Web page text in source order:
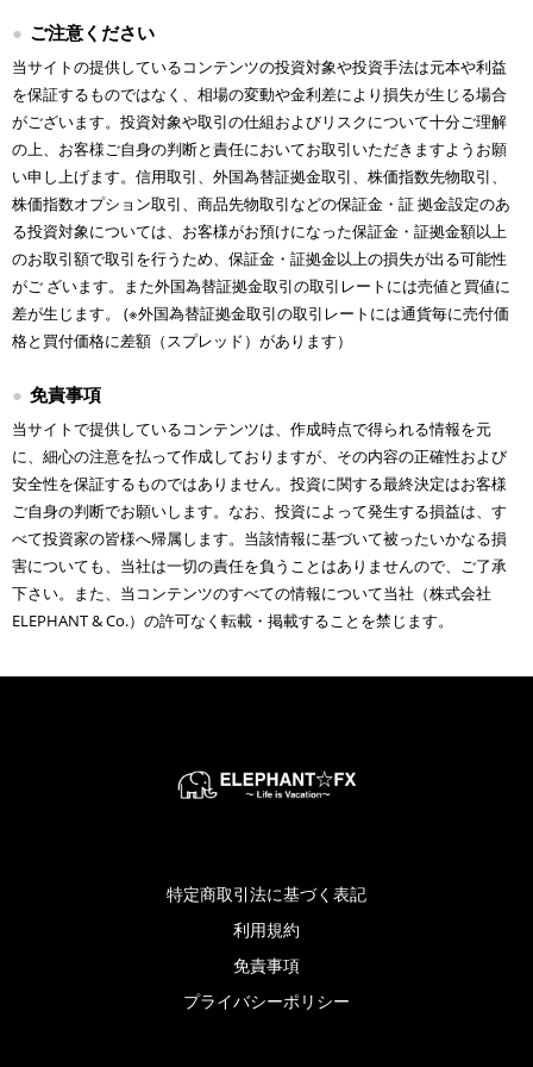
ご注意ください
当サイトの提供しているコンテンツの投資対象や投資手法は元本や利益
を保証するものではなく、相場の変動や金利差により損失が生じる場合
がございます。投資対象や取引の仕組およびリスクについて十分ご理解
の上、お客様ご自身の判断と責任においてお取引いただきますようお願
い申し上げます。信用取引、外国為替証拠金取引、株価指数先物取引、
株価指数オプション取引、商品先物取引などの保証金・証 拠金設定のあ
る投資対象については、お客様がお預けになった保証金・証拠金額以上
のお取引額で取引を行うため、保証金・証拠金以上の損失が出る可能性
がご ざいます。また外国為替証拠金取引の取引レートには売値と買値に
差が生じます。 (※外国為替証拠金取引の取引レートには通貨毎に売付価
格と買付価格に差額（スプレッド）があります）
免責事項
当サイトで提供しているコンテンツは、作成時点で得られる情報を元
に、細心の注意を払って作成しておりますが、その内容の正確性および
安全性を保証するものではありません。投資に関する最終決定はお客様
ご自身の判断でお願いします。なお、投資によって発生する損益は、す
べて投資家の皆様へ帰属します。当該情報に基づいて被ったいかなる損
害についても、当社は一切の責任を負うことはありませんので、ご了承
下さい。また、当コンテンツのすべての情報について当社（株式会社
ELEPHANT & Co.）の許可なく転載・掲載することを禁じます。
特定商取引法に基づく表記
利用規約
免責事項
プライバシーポリシー